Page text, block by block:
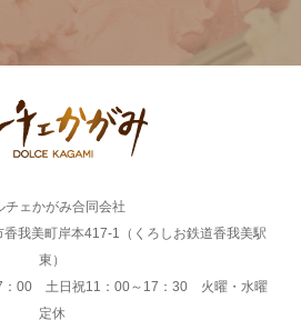
チェかがみ合同会社
我美町岸本417-1（くろしお鉄道香我美駅
東）
：00 土日祝11：00～17：30 火曜・水曜
定休